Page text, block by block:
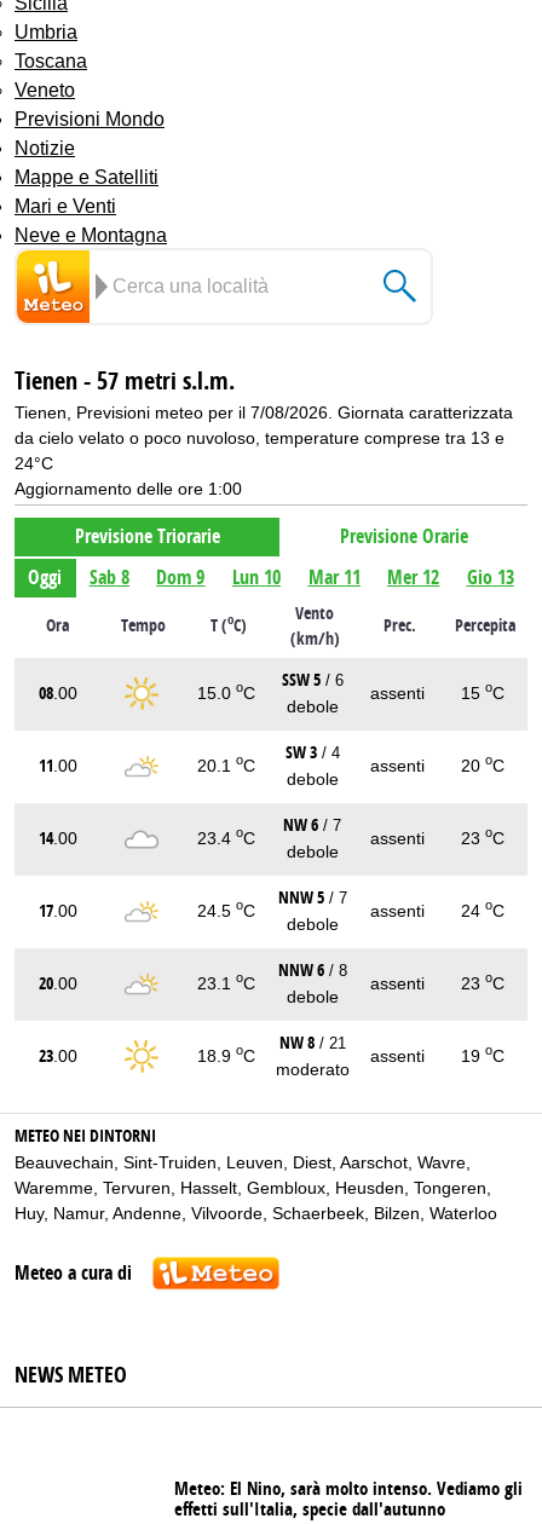
Umbria
Toscana
Veneto
Previsioni Mondo
Notizie
Mappe e Satelliti
Mari e Venti
Neve e Montagna
Tienen - 57 metri s.l.m.
Tienen, Previsioni meteo per il 7/08/2026. Giornata caratterizzata
da cielo velato o poco nuvoloso, temperature comprese tra 13 e
24°C
Aggiornamento delle ore 1:00
Previsione Triorarie
Previsione Orarie
Oggi
Sab 8 Dom 9 Lun 10 Mar 11 Mer 12 Gio 13
Ora Tempo T (oC)
Vento
(km/h)
Prec. Percepita
08 .00 15.0 oC
SSW 5 / 6
debole
assenti 15 oC
11 .00 20.1 oC
SW 3 / 4
debole
assenti 20 oC
14.00 23.4 oC
NW 6 / 7
debole
assenti 23 oC
17 .00 24.5 oC
NNW 5 / 7
debole
assenti 24 oC
20 .00 23.1 oC
NNW 6 / 8
debole
assenti 23 oC
23 .00 18.9 oC
NW 8 / 21
moderato
assenti 19 oC
METEO NEI DINTORNI
Beauvechain Sint-Truiden Leuven Diest Aarschot Wavre
Waremme Tervuren Hasselt Gembloux Heusden Tongeren
Huy, Namur, Andenne Vilvoorde Schaerbeek Bilzen Waterloo
Meteo a cura di
NEWS METEO
Meteo: El Nino, sarà molto intenso. Vediamo gli
effetti sull'Italia, specie dall'autunno